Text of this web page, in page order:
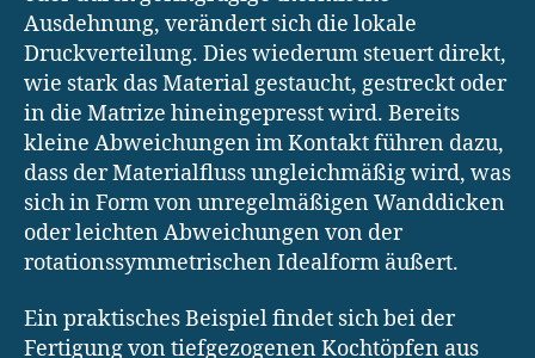
Ausdehnung, verändert sich die lokale
Druckverteilung. Dies wiederum steuert direkt,
wie stark das Material gestaucht, gestreckt oder
in die Matrize hineingepresst wird. Bereits
kleine Abweichungen im Kontakt führen dazu,
dass der Materialfluss ungleichmäßig wird, was
sich in Form von unregelmäßigen Wanddicken
oder leichten Abweichungen von der
rotationssymmetrischen Idealform äußert.
Ein praktisches Beispiel findet sich bei der
Fertigung von tiefgezogenen Kochtöpfen aus